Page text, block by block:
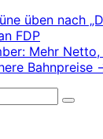
üben nach
FDP
Mehr
Bahnpreise